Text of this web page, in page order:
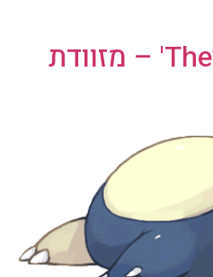
They see me rollin' – מזוודת